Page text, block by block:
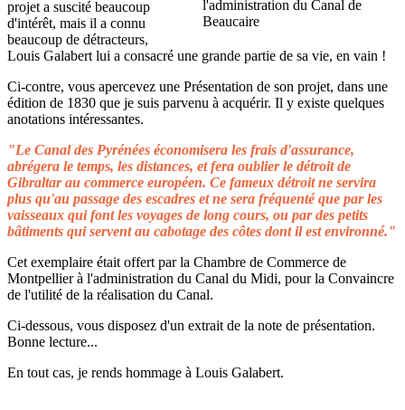
projet a suscité beaucoup
d'intérêt, mais il a connu
beaucoup de détracteurs,
Louis Galabert lui a consacré une grande partie de sa vie, en vain !
Ci-contre, vous apercevez une Présentation de son projet, dans une
édition de 1830 que je suis parvenu à acquérir. Il y existe quelques
anotations intéressantes.
"Le Canal des Pyrénées économisera les frais d'assurance,
abrégera le temps, les distances, et fera oublier le détroit de
Gibraltar au commerce européen. Ce fameux détroit ne servira
plus qu'au passage des escadres et ne sera fréquenté que par les
vaisseaux qui font les voyages de long cours, ou par des petits
bâtiments qui servent au cabotage des côtes dont il est environné."
Cet exemplaire était offert par la Chambre de Commerce de
Montpellier à l'administration du Canal du Midi, pour la Convaincre
de l'utilité de la réalisation du Canal.
Ci-dessous, vous disposez d'un extrait de la note de présentation.
Bonne lecture...
En tout cas, je rends hommage à Louis Galabert.